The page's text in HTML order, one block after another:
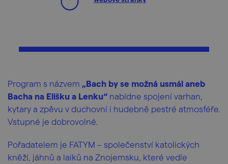
Program s názvem „Bach by se možná usmál aneb
Bacha na Elišku a Lenku“ nabídne spojení varhan,
kytary a zpěvu v duchovní i hudebně pestré atmosféře.
Vstupné je dobrovolné.
Pořadatelem je FATYM – společenství katolických
kněží, jáhnů a laiků na Znojemsku, které vedle